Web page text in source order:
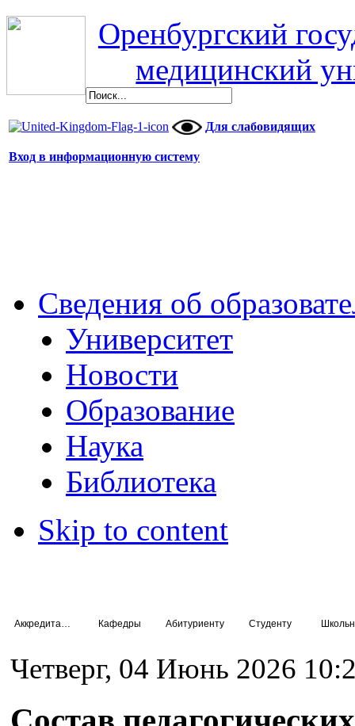
Оренбургский
медицинский
Для слабовидящих
Вход в информационную систему
Сведения об
Университет
Новости
Образование
Наука
Библиотека
Skip to content
Кафедры Абитуриенту Студенту
Четверг, 04 Июнь 2026